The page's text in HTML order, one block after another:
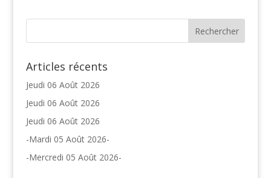
Articles récents
Jeudi 06 Août 2026
Jeudi 06 Août 2026
Jeudi 06 Août 2026
-Mardi 05 Août 2026-
-Mercredi 05 Août 2026-